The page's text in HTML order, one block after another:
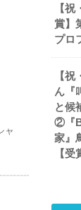
ャ
【
賞】
プロ
【
ん『
と候
②『
家』
【